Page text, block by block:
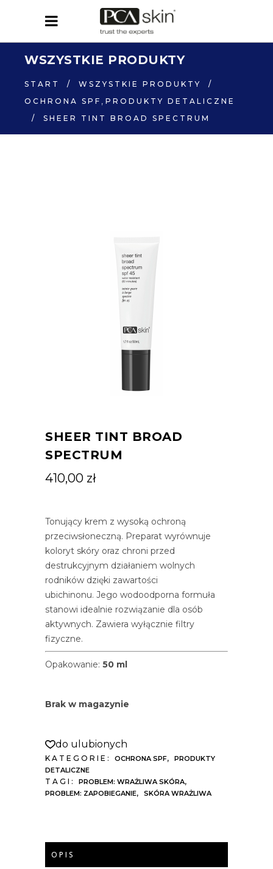
WSZYSTKIE PRODUKTY
START / WSZYSTKIE PRODUKTY
/
OCHRONA SPF , PRODUKTY DETALICZNE
/ SHEER TINT BROAD SPECTRUM
SHEER TINT BROAD
SPECTRUM
410,00 zł
Tonujący krem z wysoką ochroną
przeciwsłoneczną. Preparat wyrównuje
koloryt skóry oraz chroni przed
destrukcyjnym działaniem wolnych
rodników dzięki zawartości
ubichinonu. Jego wodoodporna formuła
stanowi idealnie rozwiązanie dla osób
aktywnych. Zawiera wyłącznie filtry
fizyczne.
Opakowanie: 50 ml
Brak w magazynie
do ulubionych
KATEGORIE: OCHRONA SPF, PRODUKTY
DETALICZNE
TAGI: PROBLEM: WRAŻLIWA SKÓRA,
PROBLEM: ZAPOBIEGANIE, SKÓRA WRAŻLIWA
OPIS